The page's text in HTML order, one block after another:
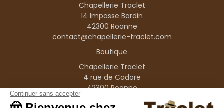
Chapellerie Traclet
14 Impasse Bardin
42300 Roanne
contact@chapellerie-traclet.com
Boutique
Chapellerie Traclet
4 rue de Cadore
42300 Roanne